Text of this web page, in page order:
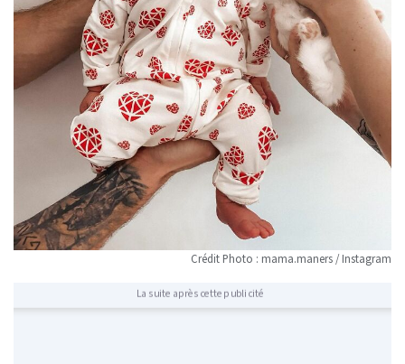
Crédit Photo : mama.maners / Instagram
La suite après cette publicité